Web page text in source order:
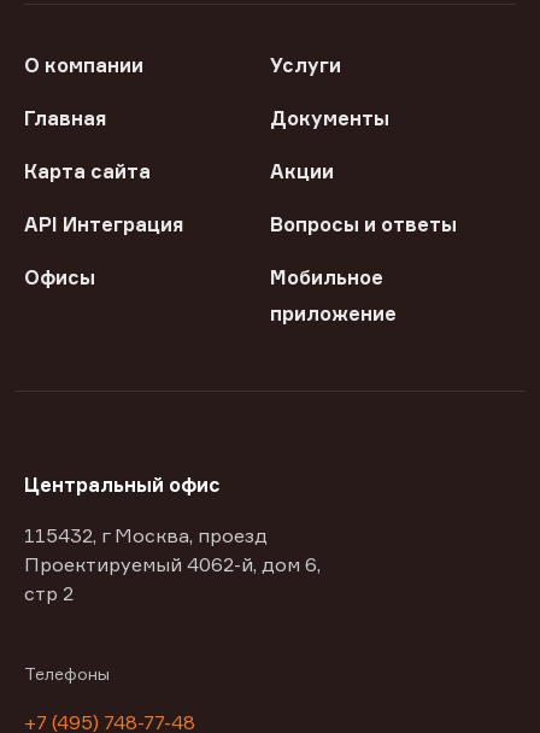
О компании Услуги
Главная Документы
Карта сайта Акции
API Интеграция Вопросы и ответы
Офисы
Мобильное
приложение
Центральный офис
115432, г Москва, проезд
Проектируемый 4062-й, дом 6,
стр 2
Телефоны
+7 (495) 748-77-48